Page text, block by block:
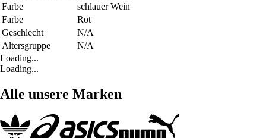
Farbe
schlauer Wein
Farbe
Rot
Geschlecht
N/A
Altersgruppe
N/A
Loading...
Loading...
Alle unsere Marken